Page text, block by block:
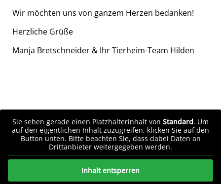
Wir möchten uns von ganzem Herzen bedanken!
Herzliche Grüße
Manja Bretschneider & Ihr Tierheim-Team Hilden
Sie sehen gerade einen Platzhalterinhalt von Standard. Um
auf den eigentlichen Inhalt zuzugreifen, klicken Sie auf den
Button unten. Bitte beachten Sie, dass dabei Daten an
Drittanbieter weitergegeben werden.
Inhalt entsperren